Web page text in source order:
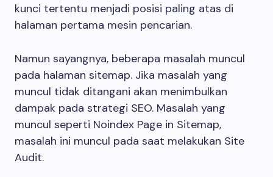
kunci tertentu menjadi posisi paling atas di
halaman pertama mesin pencarian.
Namun sayangnya, beberapa masalah muncul
pada halaman sitemap. Jika masalah yang
muncul tidak ditangani akan menimbulkan
dampak pada strategi SEO. Masalah yang
muncul seperti Noindex Page in Sitemap,
masalah ini muncul pada saat melakukan Site
Audit.